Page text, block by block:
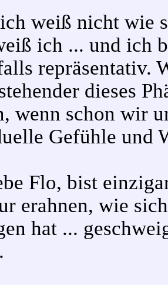
weiß nicht wie
ich ... und ich
repräsentativ.
dieses
wenn schon wir
Gefühle und
Flo, bist
erahnen, wie
hat ...